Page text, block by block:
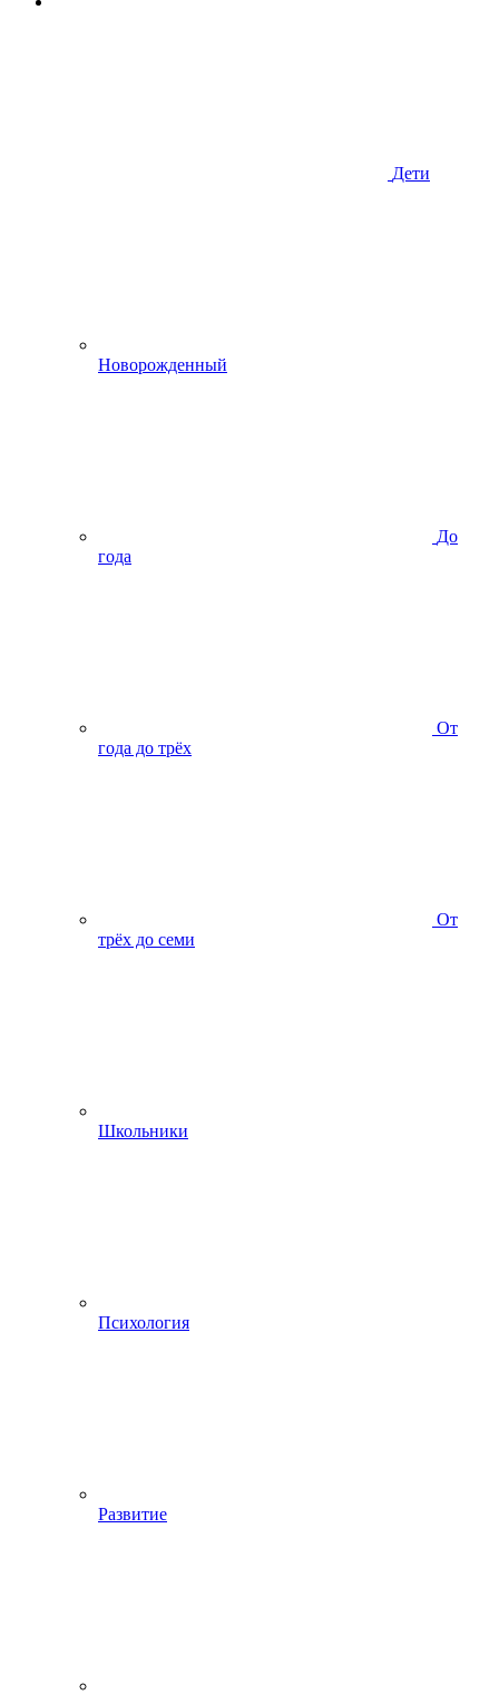
Дети
Новорожденный
До
года
От
года до трёх
От
трёх до семи
Школьники
Психология
Развитие